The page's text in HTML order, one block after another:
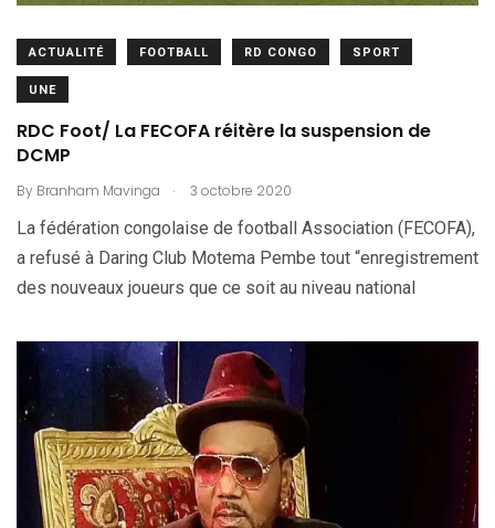
ACTUALITÉ FOOTBALL RD CONGO SPORT
UNE
RDC Foot/ La FECOFA réitère la suspension de
DCMP
By Branham Mavinga . 3 octobre 2020
La fédération congolaise de football Association (FECOFA),
a refusé à Daring Club Motema Pembe tout “enregistrement
des nouveaux joueurs que ce soit au niveau national